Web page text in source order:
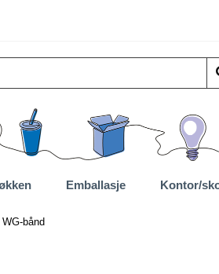
Emballasje Kontor/
bånd